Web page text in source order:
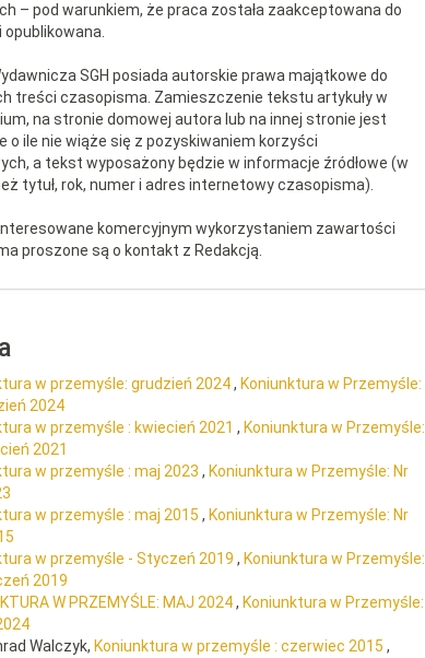
– pod warunkiem, że praca została zaakceptowana do
opublikowana.
SGH posiada autorskie prawa majątkowe do
treści czasopisma. Zamieszczenie tekstu artykuły w
na stronie domowej autora lub na innej stronie jest
o ile nie wiąże się z pozyskiwaniem korzyści
a tekst wyposażony będzie w informacje źródłowe (w
tytuł, rok, numer i adres internetowy czasopisma).
komercyjnym wykorzystaniem zawartości
proszone są o kontakt z Redakcją.
w przemyśle: grudzień 2024, Koniunktura w Przemyśle:
2024
w przemyśle : kwiecień 2021 , Koniunktura w Przemyśle:
2021
w przemyśle : maj 2023 , Koniunktura w Przemyśle: Nr
w przemyśle : maj 2015 , Koniunktura w Przemyśle: Nr
w przemyśle - Styczeń 2019 , Koniunktura w Przemyśle:
2019
W PRZEMYŚLE: MAJ 2024, Koniunktura w Przemyśle:
Walczyk, Koniunktura w przemyśle : czerwiec 2015 ,